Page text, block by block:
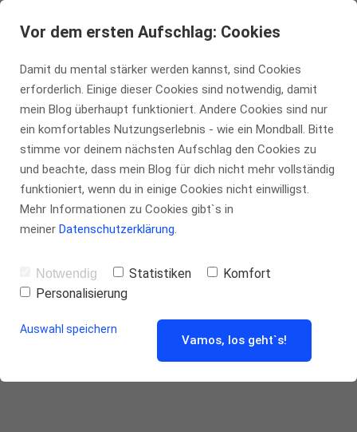
tennis-insider.de
Indian Wells
2026:
Matchanalyse
Jannik Sinner
vs. Joao
Fonseca
Vor dem ersten Aufschlag: Cookies
Damit du mental stärker werden kannst, sind Cookies
erforderlich. Einige dieser Cookies sind notwendig, damit
mein Blog überhaupt funktioniert. Andere Cookies sind nur
ein komfortables Nutzungserlebnis - wie ein Mondball. Bitte
stimme vor deinem nächsten Aufschlag den Cookies zu
und beachte, dass mein Blog für dich nicht mehr vollständig
funktioniert, wenn du in einige Cookies nicht einwilligst.
Mehr Informationen zu Cookies gibt`s in
meiner Datenschutzerklärung.
Notwendig Statistiken
Komfort
Personalisierung
Auswahl speichern
Vamos, los geht`s!